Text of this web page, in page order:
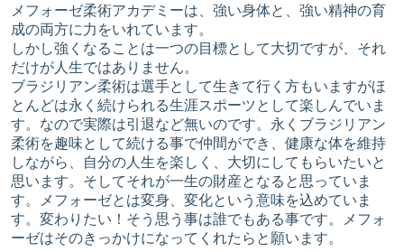
メフォーゼ柔術アカデミーは、強い身体と、強い精神の育
成の両方に力をいれています。
しかし強くなることは一つの目標として大切ですが、それ
だけが人生ではありません。
ブラジリアン柔術は選手として生きて行く方もいますがほ
とんどは永く続けられる生涯スポーツとして楽しんでいま
す。なので実際は引退など無いのです。永くブラジリアン
柔術を趣味として続ける事で仲間ができ、健康な体を維持
しながら、自分の人生を楽しく、大切にしてもらいたいと
思います。そしてそれが一生の財産となると思っていま
す。メフォーゼとは変身、変化という意味を込めていま
す。変わりたい！そう思う事は誰でもある事です。メフォ
ーゼはそのきっかけになってくれたらと願います。